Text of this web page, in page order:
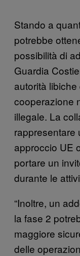
Stando a
potrebbe
possibilità di
Guardia
autorità
cooperazione
illegale. La
rappresentare
approccio UE
portare un
durante le
“Inoltre, un
la fase 2
maggiore
delle